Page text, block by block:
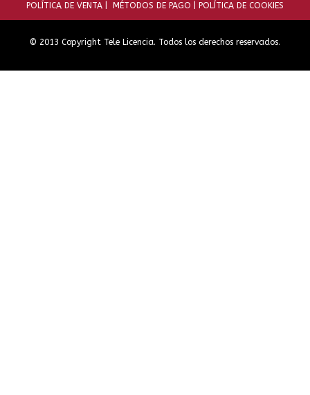
POLÍTICA DE VENTA | MÉTODOS DE PAGO | POLÍTICA DE COOKIES
© 2013 Copyright Tele Licencia. Todos los derechos reservados.